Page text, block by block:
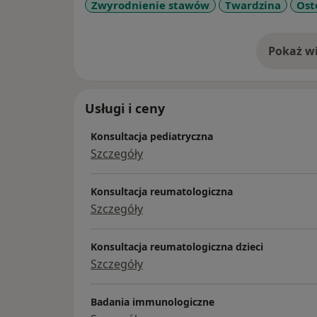
Byłam ordynatorem oddziału dziecięcego
Przewodniczyłam olsztynskiemu
Certyfikaty i umiejętności:
- kapilaroskopia
- USG stawów
Zwyrodnienie stawów
Twardzina
Pokaż o
Usługi i ceny
Konsultacja pediatryczna
Szczegóły
Konsultacja reumatologiczna
Szczegóły
Konsultacja reumatologiczna dzieci
Szczegóły
Badania immunologiczne